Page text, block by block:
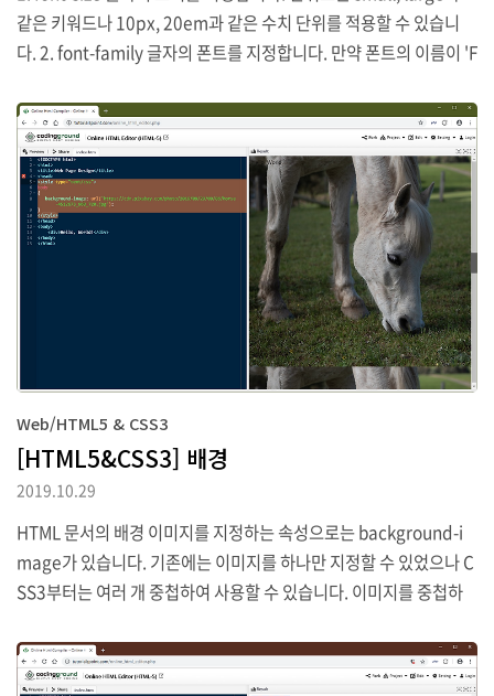
같은 키워드나 10px, 20em과 같은 수치 단위를 적용할 수 있습니
다. 2. font-family 글자의 폰트를 지정합니다. 만약 폰트의 이름이 'F
(')를 사용해서 폰트를 지정해야 합니다. 또한 지정한 폰트가 사용자
의 컴퓨터에 설치되어 있지 않거나 기타 이유로 해당 폰트가 적용될
수 없는 경우를 대비하여 다음과 같이 여러 개의 폰트를 지정하는 경
우도 있습니다. 위 예제에서는 첫번째 지정된 Arial 폰트가 없으면 두
번째 Font Awesome 5 Free 찾게 됩니다. 3. font-style 폰트의 기
Web/HTML5 & CSS3
[HTML5&CSS3] 배경
2019.10.29
HTML 문서의 배경 이미지를 지정하는 속성으로는 background-i
mage가 있습니다. 기존에는 이미지를 하나만 지정할 수 있었으나 C
SS3부터는 여러 개 중첩하여 사용할 수 있습니다. 이미지를 중첩하
뒤의 순서로 나오게 됩니다. 예제에서는 첫 번째 이미지가 나무이며
뒤의 이미지가 꽃입니다. 배경 이미지는 필요하다면 크기를 조절할